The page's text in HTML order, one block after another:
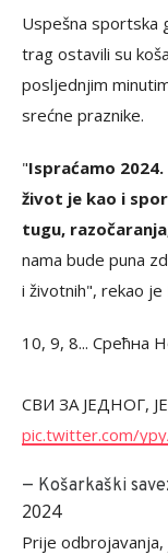
Uspešna sportska
trag ostavili su
posljednjim
srećne praznike.
"Ispraćamo
život je kao i
tugu,
nama bude puna
i životnih", rekao je
10, 9, 8... Срећна
СВИ ЗА ЈЕДНОГ,
pic.twitter.com/
— Košarkaški
2024
Prije